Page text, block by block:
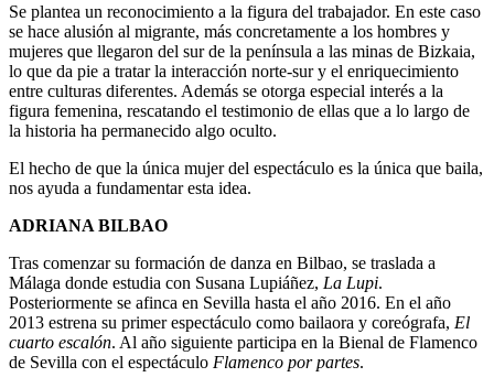
Se plantea un reconocimiento a la figura del trabajador. En este caso
se hace alusión al migrante, más concretamente a los hombres y
mujeres que llegaron del sur de la península a las minas de Bizkaia,
lo que da pie a tratar la interacción norte-sur y el enriquecimiento
entre culturas diferentes. Además se otorga especial interés a la
figura femenina, rescatando el testimonio de ellas que a lo largo de
la historia ha permanecido algo oculto.
El hecho de que la única mujer del espectáculo es la única que baila,
nos ayuda a fundamentar esta idea.
ADRIANA BILBAO
Tras comenzar su formación de danza en Bilbao, se traslada a
Málaga donde estudia con Susana Lupiáñez, La Lupi.
Posteriormente se afinca en Sevilla hasta el año 2016. En el año
2013 estrena su primer espectáculo como bailaora y coreógrafa, El
cuarto escalón. Al año siguiente participa en la Bienal de Flamenco
de Sevilla con el espectáculo Flamenco por partes.